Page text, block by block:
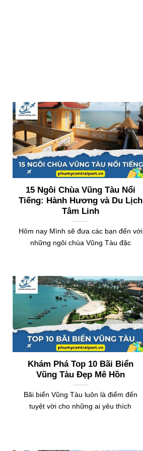
15 Ngôi Chùa Vũng Tàu Nổi
Tiếng: Hành Hương và Du Lịch
Tâm Linh
Hôm nay Mình sẽ đưa các bạn đến với
những ngôi chùa Vũng Tàu đặc
Khám Phá Top 10 Bãi Biển
Vũng Tàu Đẹp Mê Hồn
Bãi biển Vũng Tàu luôn là điểm đến
tuyệt vời cho những ai yêu thích